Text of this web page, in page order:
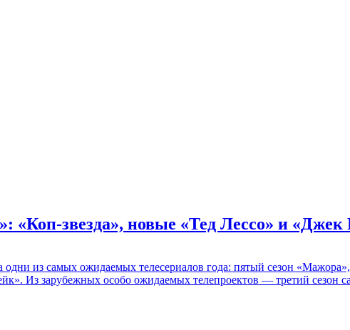
«Коп-звезда», новые «Тед Лессо» и
одни из самых ожидаемых телесериалов года: пятый сезон
Из зарубежных особо ожидаемых телепроектов — третий сезон